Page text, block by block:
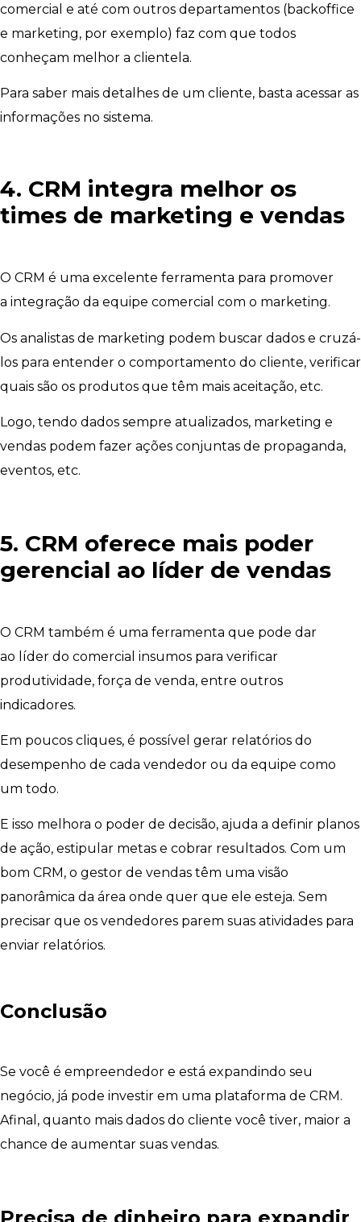
comercial e até com outros departamentos (backoffice
e marketing, por exemplo) faz com que todos
conheçam melhor a clientela.
Para saber mais detalhes de um cliente, basta acessar as
informações no sistema.
4. CRM integra melhor os
times de marketing e vendas
O CRM é uma excelente ferramenta para promover
a integração da equipe comercial com o marketing.
Os analistas de marketing podem buscar dados e cruzá-
los para entender o comportamento do cliente, verificar
quais são os produtos que têm mais aceitação, etc.
Logo, tendo dados sempre atualizados, marketing e
vendas podem fazer ações conjuntas de propaganda,
eventos, etc.
5. CRM oferece mais poder
gerencial ao líder de vendas
O CRM também é uma ferramenta que pode dar
ao líder do comercial insumos para verificar
produtividade, força de venda, entre outros
indicadores.
Em poucos cliques, é possível gerar relatórios do
desempenho de cada vendedor ou da equipe como
um todo.
E isso melhora o poder de decisão, ajuda a definir planos
de ação, estipular metas e cobrar resultados. Com um
bom CRM, o gestor de vendas têm uma visão
panorâmica da área onde quer que ele esteja. Sem
precisar que os vendedores parem suas atividades para
enviar relatórios.
Conclusão
Se você é empreendedor e está expandindo seu
negócio, já pode investir em uma plataforma de CRM.
Afinal, quanto mais dados do cliente você tiver, maior a
chance de aumentar suas vendas.